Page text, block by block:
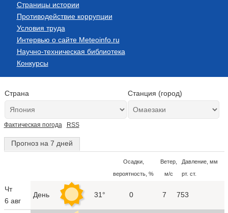
Страницы истории
Противодействие коррупции
Условия труда
Интервью о сайте Meteoinfo.ru
Научно-техническая библиотека
Конкурсы
Страна Станция (город)
Фактическая погода RSS
Прогноз на 7 дней
Осадки,
вероятность, %
Ветер,
м/с
Давление, мм
рт. ст.
Чт
6 авг
День 31° 0 7 753